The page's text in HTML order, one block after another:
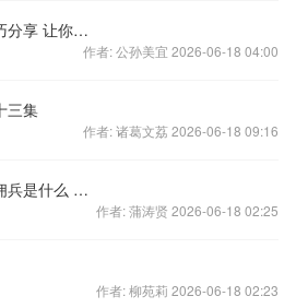
《刀塔帝国》新人入门技巧分享 让你少走弯路
作者: 公孙美宜 2026-06-18 04:00
三集
作者: 诸葛文荔 2026-06-18 09:16
《暗黑黎明》聊你的最强佣兵是什么 拿至尊礼包
作者: 蒲涛贤 2026-06-18 02:25
作者: 柳苑莉 2026-06-18 02:23